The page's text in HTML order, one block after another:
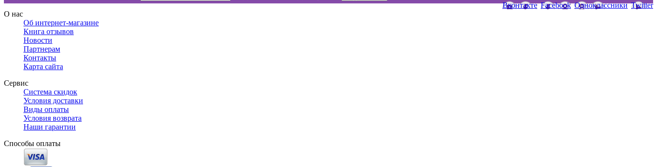
Вконтакте Facebook Одноклассники Twitter
О нас
Об интернет-магазине
Книга отзывов
Новости
Партнерам
Контакты
Карта сайта
Сервис
Система скидок
Условия доставки
Виды оплаты
Условия возврата
Наши гарантии
Способы оплаты